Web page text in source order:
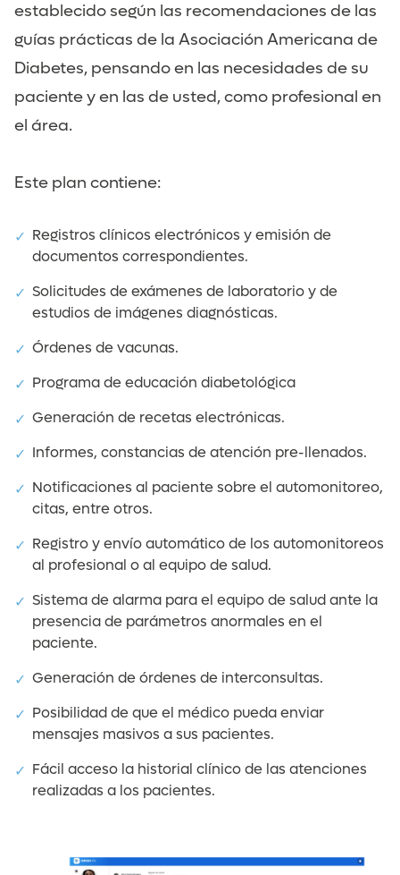
establecido según las recomendaciones de las
guías prácticas de la Asociación Americana de
Diabetes, pensando en las necesidades de su
paciente y en las de usted, como profesional en
el área.
Este plan contiene:
Registros clínicos electrónicos y emisión de
documentos correspondientes.
Solicitudes de exámenes de laboratorio y de
estudios de imágenes diagnósticas.
Órdenes de vacunas.
Programa de educación diabetológica
Generación de recetas electrónicas.
Informes, constancias de atención pre-llenados.
Notificaciones al paciente sobre el automonitoreo,
citas, entre otros.
Registro y envío automático de los automonitoreos
al profesional o al equipo de salud.
Sistema de alarma para el equipo de salud ante la
presencia de parámetros anormales en el
paciente.
Generación de órdenes de interconsultas.
Posibilidad de que el médico pueda enviar
mensajes masivos a sus pacientes.
Fácil acceso la historial clínico de las atenciones
realizadas a los pacientes.